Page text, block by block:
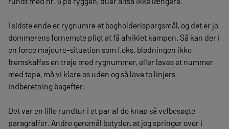
I sidste ende er rygnumre et bogholderispørgsmål, og det er jo
dommerens fornemste pligt at få afviklet kampen. Så kan der i
en force majeure-situation som f.eks. blødningen ikke
fremskaffes en trøje med rygnummer, eller laves et nummer
med tape, må vi klare os uden og så lave to linjers
indberetning bagefter.
Det var en lille rundtur i et par af de knap så velbesøgte
paragraffer. Andre gøremål betyder, at jeg springer over i